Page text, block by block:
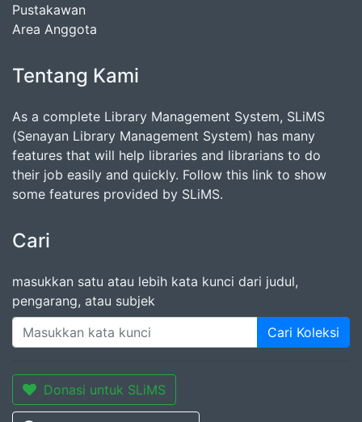
Pustakawan
Area Anggota
Tentang Kami
As a complete Library Management System, SLiMS
(Senayan Library Management System) has many
features that will help libraries and librarians to do
their job easily and quickly. Follow this link to show
some features provided by SLiMS.
Cari
masukkan satu atau lebih kata kunci dari judul,
pengarang, atau subjek
Cari Koleksi
Donasi untuk SLiMS